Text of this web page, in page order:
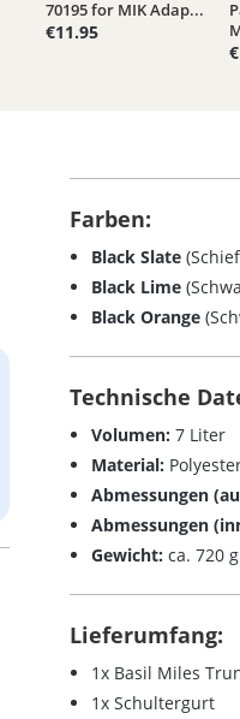
70195 for MIK Adap...
€11.95
Farben:
Black Slate
Black Lime
Black Orange
Technische
Volumen: 7 Liter
Material:
Abmessungen
Abmessungen
Gewicht: ca. 720 g
Lieferumfang:
1x Basil Miles
1x Schultergurt